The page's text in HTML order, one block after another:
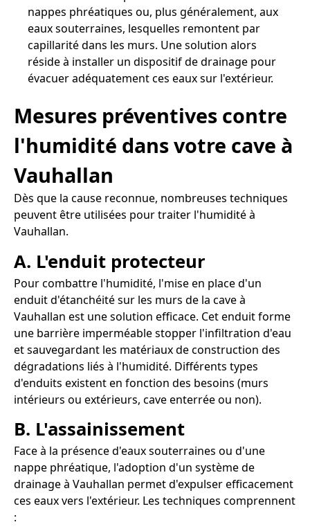
nappes phréatiques ou, plus généralement, aux
eaux souterraines, lesquelles remontent par
capillarité dans les murs. Une solution alors
réside à installer un dispositif de drainage pour
évacuer adéquatement ces eaux sur l'extérieur.
Mesures préventives contre
l'humidité dans votre cave à
Vauhallan
Dès que la cause reconnue, nombreuses techniques
peuvent être utilisées pour traiter l'humidité à
Vauhallan.
A. L'enduit protecteur
Pour combattre l'humidité, l'mise en place d'un
enduit d'étanchéité sur les murs de la cave à
Vauhallan est une solution efficace. Cet enduit forme
une barrière imperméable stopper l'infiltration d'eau
et sauvegardant les matériaux de construction des
dégradations liés à l'humidité. Différents types
d'enduits existent en fonction des besoins (murs
intérieurs ou extérieurs, cave enterrée ou non).
B. L'assainissement
Face à la présence d'eaux souterraines ou d'une
nappe phréatique, l'adoption d'un système de
drainage à Vauhallan permet d'expulser efficacement
ces eaux vers l'extérieur. Les techniques comprennent
: